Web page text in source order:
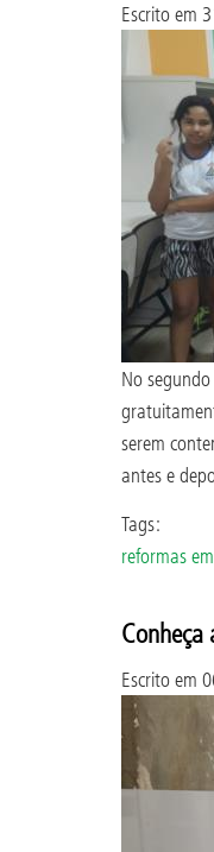
Escrito em
No
serem
antes e
Tags:
reformas
Conheça
Escrito em